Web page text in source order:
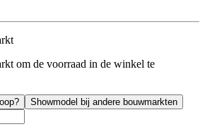
om de voorraad in de winkel te
Showmodel bij andere bouwmarkten